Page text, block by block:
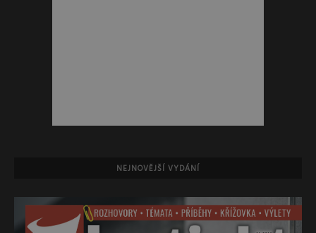
NEJNOVĚJŠÍ VYDÁNÍ